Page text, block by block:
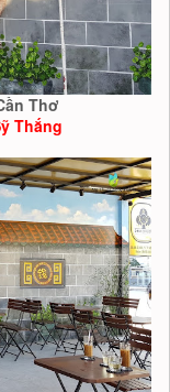
Thơ
Thắng